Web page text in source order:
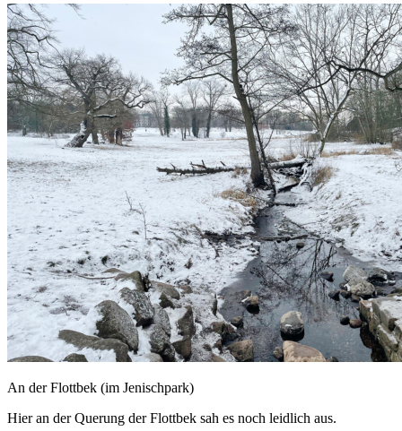
An der Flottbek (im Jenischpark)
Hier an der Querung der Flottbek sah es noch leidlich aus.